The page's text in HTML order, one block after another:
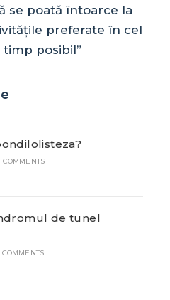
se poată întoarce la
preferate în cel
posibil”
COMMENTS
de tunel